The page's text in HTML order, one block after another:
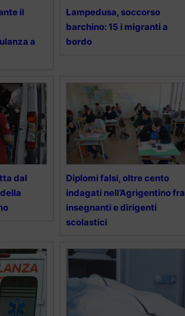
il
a
Lampedusa, soccorso
barchino: 15 i migranti a
bordo
dal
Diplomi falsi, oltre cento
indagati nell’Agrigentino fra
insegnanti e dirigenti
scolastici